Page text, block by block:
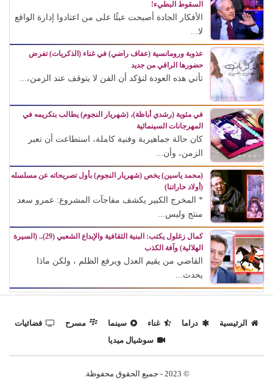
السقوط البطيء!
الأفكار الجادة أصبحت عبئًا على من اعتادوا إدارة الواقع
لا...
عذوبة ورومانسية (عفاف راضي) في غناء (الذكريات) تفرض
حضورها الراقي من جديد
تأتي هذه العودة لتؤكد أن الفن لا يتوقف عند الزمن،...
في مئوية (رشدي أباظة)، (شهريار النجوم) يطالب بتكريمه في
المهرجانات السينمائية
كان حالة جماهيرية وفنية كاملة، استطاعت أن تعبر
الزمن، وأن...
(محمد ياسين) يخص (شهريار النجوم) بأول تصريحاته عن مسلسله
(أولاد حاراتنا)
* المخرج الكبير يكشف مفاجآت المشروع: عمرو سعد
منتج وليس...
كمال زغلول يكتب: البنية الثقافية والإبداع الشعبي (29).. (السيرة
الهلالية) وآفة الكذب
القاضي من يقيم العدل ويرفع الظلم ، ولكن ماذا
يحدث...
الرئيسية دراما غناء سينما مسرح
فضائيات
سوشيال ميديا
© 2023 - جميع الحقوق محفوظة.